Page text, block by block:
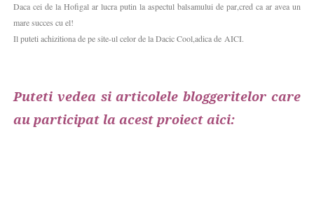
Daca cei de la Hofigal ar lucra putin la aspectul balsamului de par,cred ca ar avea un
mare succes cu el!
Il puteti achizitiona de pe site-ul celor de la Dacic Cool,adica de AICI.
Puteti vedea si articolele bloggeritelor care
au participat la acest proiect aici: